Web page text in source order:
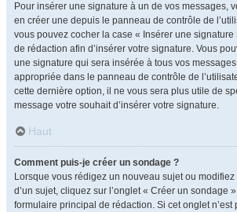
Pour insérer une signature à un de vos messages,
en créer une depuis le panneau de contrôle de
vous pouvez cocher la case « Insérer une
de rédaction afin d’insérer votre signature. Vous
une signature qui sera insérée à tous vos
appropriée dans le panneau de contrôle de
cette dernière option, il ne vous sera plus utile de
message votre souhait d’insérer votre signature.
Haut
Comment puis-je créer un sondage ?
Lorsque vous rédigez un nouveau sujet ou
d’un sujet, cliquez sur l’onglet « Créer un sondage
formulaire principal de rédaction. Si cet onglet n’est